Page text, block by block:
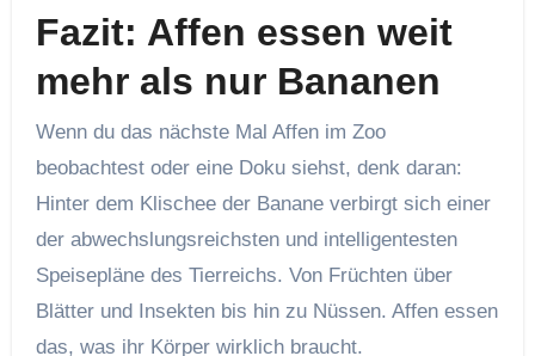
Fazit: Affen essen weit
mehr als nur Bananen
Wenn du das nächste Mal Affen im Zoo
beobachtest oder eine Doku siehst, denk daran:
Hinter dem Klischee der Banane verbirgt sich einer
der abwechslungsreichsten und intelligentesten
Speisepläne des Tierreichs. Von Früchten über
Blätter und Insekten bis hin zu Nüssen. Affen essen
das, was ihr Körper wirklich braucht.